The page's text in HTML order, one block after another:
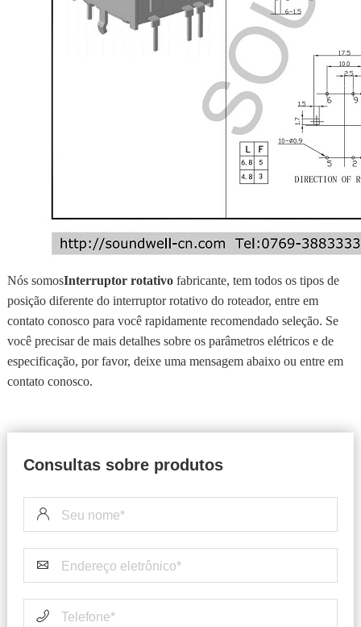
Nós somosInterruptor rotativo fabricante, tem todos os tipos de
posição diferente do interruptor rotativo do roteador, entre em
contato conosco para você rapidamente recomendado seleção. Se
você precisar de mais detalhes sobre os parâmetros elétricos e de
especificação, por favor, deixe uma mensagem abaixo ou entre em
contato conosco.
Consultas sobre produtos